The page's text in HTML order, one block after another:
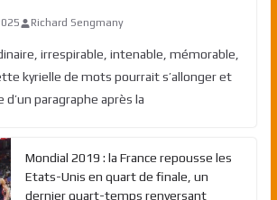
Richard Sengmany
irrespirable, intenable, mémorable,
kyrielle de mots pourrait s’allonger et
paragraphe après la
Mondial 2019 : la France repousse les
Etats-Unis en quart de finale, un
dernier quart-temps renversant